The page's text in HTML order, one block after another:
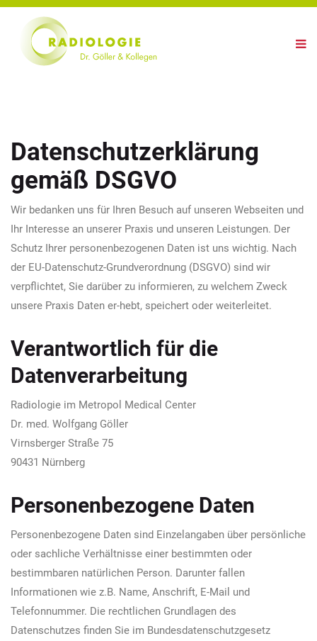
Datenschutzerklärung
gemäß DSGVO
Wir bedanken uns für Ihren Besuch auf unseren Webseiten und
Ihr Interesse an unserer Praxis und unseren Leistungen. Der
Schutz Ihrer personenbezogenen Daten ist uns wichtig. Nach
der EU-Datenschutz-Grundverordnung (DSGVO) sind wir
verpflichtet, Sie darüber zu informieren, zu welchem Zweck
unsere Praxis Daten er-hebt, speichert oder weiterleitet.
Verantwortlich für die
Datenverarbeitung
Radiologie im Metropol Medical Center
Dr. med. Wolfgang Göller
Virnsberger Straße 75
90431 Nürnberg
Personenbezogene Daten
Personenbezogene Daten sind Einzelangaben über persönliche
oder sachliche Verhältnisse einer bestimmten oder
bestimmbaren natürlichen Person. Darunter fallen
Informationen wie z.B. Name, Anschrift, E-Mail und
Telefonnummer. Die rechtlichen Grundlagen des
Datenschutzes finden Sie im Bundesdatenschutzgesetz